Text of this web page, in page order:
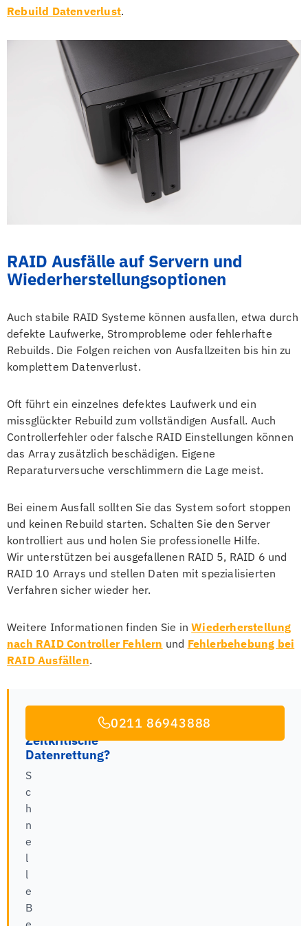
Rebuild Datenverlust.
RAID Ausfälle auf Servern und
Wiederherstellungsoptionen
Auch stabile RAID Systeme können ausfallen, etwa durch
defekte Laufwerke, Stromprobleme oder fehlerhafte
Rebuilds. Die Folgen reichen von Ausfallzeiten bis hin zu
komplettem Datenverlust.
Oft führt ein einzelnes defektes Laufwerk und ein
missglückter Rebuild zum vollständigen Ausfall. Auch
Controllerfehler oder falsche RAID Einstellungen können
das Array zusätzlich beschädigen. Eigene
Reparaturversuche verschlimmern die Lage meist.
Bei einem Ausfall sollten Sie das System sofort stoppen
und keinen Rebuild starten. Schalten Sie den Server
kontrolliert aus und holen Sie professionelle Hilfe.
Wir unterstützen bei ausgefallenen RAID 5, RAID 6 und
RAID 10 Arrays und stellen Daten mit spezialisierten
Verfahren sicher wieder her.
Weitere Informationen finden Sie inWiederherstellung
nach RAID Controller Fehlern und Fehlerbehebung bei
RAID Ausfällen.
Zeitkritische
Datenrettung?
S
c
h
n
e
l
l
e
B
0211 86943888